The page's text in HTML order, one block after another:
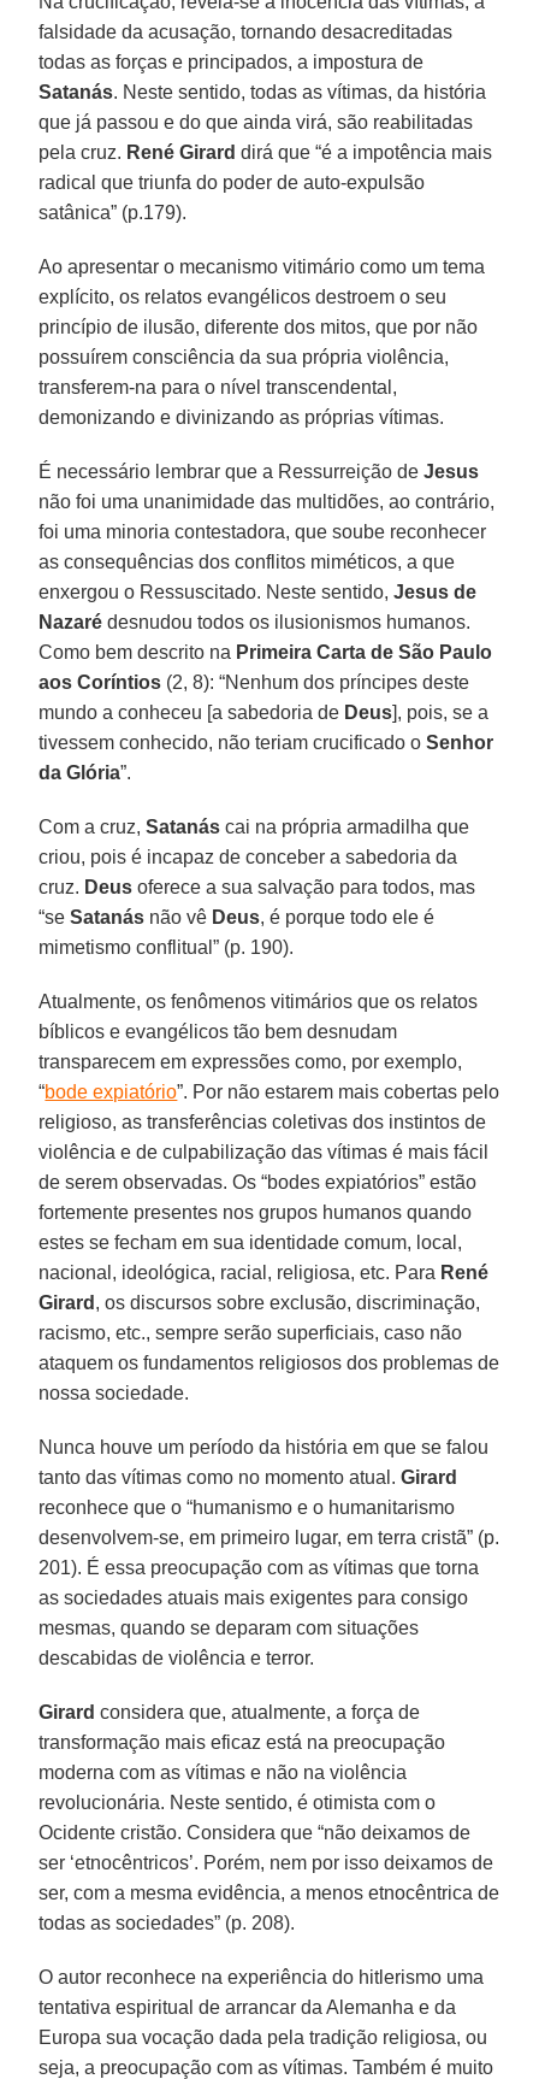
falsidade da acusação, tornando desacreditadas
todas as forças e principados, a impostura de
Satanás. Neste sentido, todas as vítimas, da história
que já passou e do que ainda virá, são reabilitadas
pela cruz. René Girard dirá que “é a impotência mais
radical que triunfa do poder de auto-expulsão
satânica” (p.179).
Ao apresentar o mecanismo vitimário como um tema
explícito, os relatos evangélicos destroem o seu
princípio de ilusão, diferente dos mitos, que por não
possuírem consciência da sua própria violência,
transferem-na para o nível transcendental,
demonizando e divinizando as próprias vítimas.
É necessário lembrar que a Ressurreição deJesus
não foi uma unanimidade das multidões, ao contrário,
foi uma minoria contestadora, que soube reconhecer
as consequências dos conflitos miméticos, a que
enxergou o Ressuscitado. Neste sentido,Jesus de
Nazaré desnudou todos os ilusionismos humanos.
Como bem descrito na Primeira Carta de São Paulo
aos Coríntios (2, 8): “Nenhum dos príncipes deste
mundo a conheceu [a sabedoria de Deus], pois, se a
tivessem conhecido, não teriam crucificado oSenhor
da Glória”.
Com a cruz,Satanás cai na própria armadilha que
criou, pois é incapaz de conceber a sabedoria da
cruz. Deus oferece a sua salvação para todos, mas
“seSatanás não vê Deus, é porque todo ele é
mimetismo conflitual” (p. 190).
Atualmente, os fenômenos vitimários que os relatos
bíblicos e evangélicos tão bem desnudam
transparecem em expressões como, por exemplo,
“bode expiatório”. Por não estarem mais cobertas pelo
religioso, as transferências coletivas dos instintos de
violência e de culpabilização das vítimas é mais fácil
de serem observadas. Os “bodes expiatórios” estão
fortemente presentes nos grupos humanos quando
estes se fecham em sua identidade comum, local,
nacional, ideológica, racial, religiosa, etc. Para René
Girard , os discursos sobre exclusão, discriminação,
racismo, etc., sempre serão superficiais, caso não
ataquem os fundamentos religiosos dos problemas de
nossa sociedade.
Nunca houve um período da história em que se falou
tanto das vítimas como no momento atual.Girard
reconhece que o “humanismo e o humanitarismo
desenvolvem-se, em primeiro lugar, em terra cristã” (p.
201). É essa preocupação com as vítimas que torna
as sociedades atuais mais exigentes para consigo
mesmas, quando se deparam com situações
descabidas de violência e terror.
Girard considera que, atualmente, a força de
transformação mais eficaz está na preocupação
moderna com as vítimas e não na violência
revolucionária. Neste sentido, é otimista com o
Ocidente cristão. Considera que “não deixamos de
ser ‘etnocêntricos’. Porém, nem por isso deixamos de
ser, com a mesma evidência, a menos etnocêntrica de
todas as sociedades” (p. 208).
O autor reconhece na experiência do hitlerismo uma
tentativa espiritual de arrancar da Alemanha e da
Europa sua vocação dada pela tradição religiosa, ou
seja, a preocupação com as vítimas. Também é muito